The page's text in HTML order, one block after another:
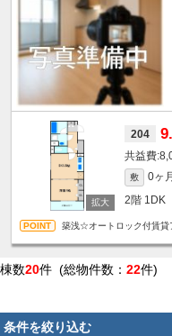
204
敷 0ヶ月
2階 1DK
築浅☆オートロック付賃貸
棟数20件 (総物件数： 22件)
条件を絞り込む